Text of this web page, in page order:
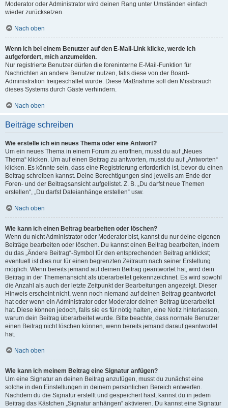
Moderator oder Administrator wird deinen Rang unter Umständen einfach
wieder zurücksetzen.
Nach oben
Wenn ich bei einem Benutzer auf den E-Mail-Link klicke, werde ich
aufgefordert, mich anzumelden.
Nur registrierte Benutzer dürfen die foreninterne E-Mail-Funktion für
Nachrichten an andere Benutzer nutzen, falls diese von der Board-
Administration freigeschaltet wurde. Diese Maßnahme soll den Missbrauch
dieses Systems durch Gäste verhindern.
Nach oben
Beiträge schreiben
Wie erstelle ich ein neues Thema oder eine Antwort?
Um ein neues Thema in einem Forum zu eröffnen, musst du auf „Neues
Thema“ klicken. Um auf einen Beitrag zu antworten, musst du auf „Antworten“
klicken. Es könnte sein, dass eine Registrierung erforderlich ist, bevor du einen
Beitrag schreiben kannst. Deine Berechtigungen sind jeweils am Ende der
Foren- und der Beitragsansicht aufgelistet. Z. B. „Du darfst neue Themen
erstellen“, „Du darfst Dateianhänge erstellen“ usw.
Nach oben
Wie kann ich einen Beitrag bearbeiten oder löschen?
Wenn du nicht Administrator oder Moderator bist, kannst du nur deine eigenen
Beiträge bearbeiten oder löschen. Du kannst einen Beitrag bearbeiten, indem
du das „Ändere Beitrag“-Symbol für den entsprechenden Beitrag anklickst;
eventuell ist dies nur für einen begrenzten Zeitraum nach seiner Erstellung
möglich. Wenn bereits jemand auf deinen Beitrag geantwortet hat, wird dein
Beitrag in der Themenansicht als überarbeitet gekennzeichnet. Es wird sowohl
die Anzahl als auch der letzte Zeitpunkt der Bearbeitungen angezeigt. Dieser
Hinweis erscheint nicht, wenn noch niemand auf deinen Beitrag geantwortet
hat oder wenn ein Administrator oder Moderator deinen Beitrag überarbeitet
hat. Diese können jedoch, falls sie es für nötig halten, eine Notiz hinterlassen,
warum dein Beitrag überarbeitet wurde. Bitte beachte, dass normale Benutzer
einen Beitrag nicht löschen können, wenn bereits jemand darauf geantwortet
hat.
Nach oben
Wie kann ich meinem Beitrag eine Signatur anfügen?
Um eine Signatur an deinen Beitrag anzufügen, musst du zunächst eine
solche in den Einstellungen in deinem persönlichen Bereich entwerfen.
Nachdem du die Signatur erstellt und gespeichert hast, kannst du in jedem
Beitrag das Kästchen „Signatur anhängen“ aktivieren. Du kannst eine Signatur